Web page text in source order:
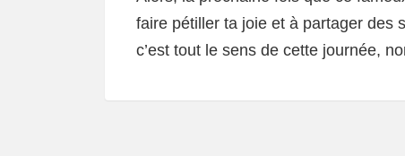
faire pétiller ta joie et à partager des
c’est tout le sens de cette journée,